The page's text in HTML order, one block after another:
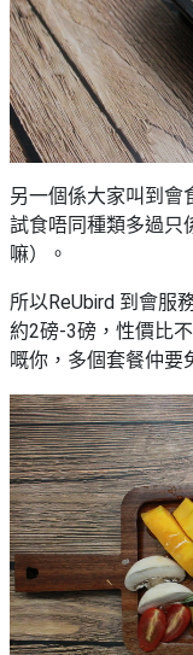
另一個係大家叫到會
試食唔同種類多過只
嘛）。
所以ReUbird 到會服
約2磅-3磅，性價比
嘅你，多個套餐仲要